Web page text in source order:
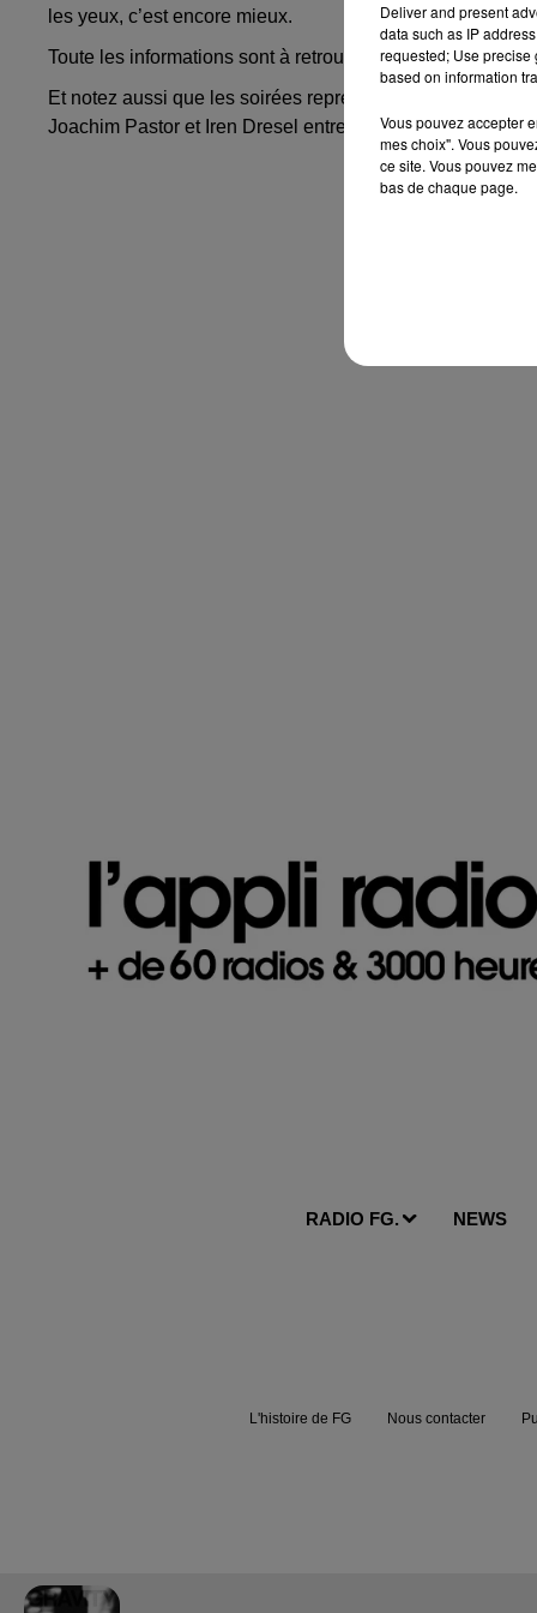
les yeux, c’est encore mieux.
Toute les informations sont à retrouver
ICI. Et pour
Et notez aussi que les soirées reprendront leurs droits au
Joachim Pastor et Iren Dresel entres autres.
RADIO FG. NEWS
L'histoire de FG Nous contacter
Deliver and present
data such as IP
requested; Use precise
based on information
Vous pouvez accepter
mes choix". Vous
ce site. Vous pouvez
bas de chaque page.